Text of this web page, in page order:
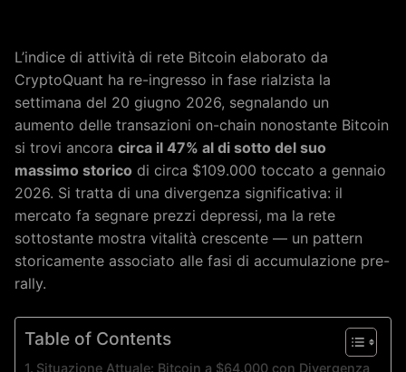
L’indice di attività di rete Bitcoin elaborato da
CryptoQuant ha re-ingresso in fase rialzista la
settimana del 20 giugno 2026, segnalando un
aumento delle transazioni on-chain nonostante Bitcoin
si trovi ancora circa il 47% al di sotto del suo
massimo storico di circa $109.000 toccato a gennaio
2026. Si tratta di una divergenza significativa: il
mercato fa segnare prezzi depressi, ma la rete
sottostante mostra vitalità crescente — un pattern
storicamente associato alle fasi di accumulazione pre-
rally.
Table of Contents
Situazione Attuale: Bitcoin a $64.000 con Divergenza